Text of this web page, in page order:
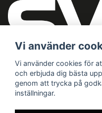
Vi använder
Vi använder cookies för
och erbjuda dig bästa
genom att trycka på
inställningar.